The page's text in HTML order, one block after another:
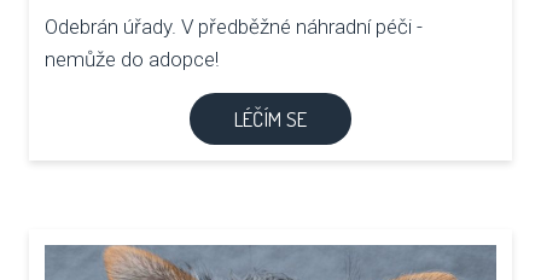
Odebrán úřady. V předběžné náhradní péči -
nemůže do adopce!
LÉČÍM SE